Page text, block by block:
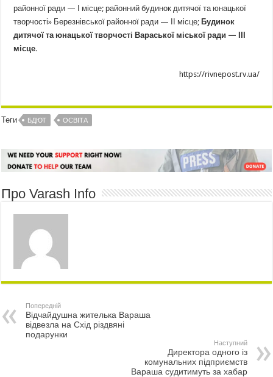
районної ради — І місце; районний будинок дитячої та юнацької
творчості» Березнівської районної ради — ІІ місце; Будинок
дитячої та юнацької творчості Вараської міської ради — ІІІ
місце.
https://rivnepost.rv.ua/
Теги БДЮТ ОСВІТА
Про Varash Info
Попередній
Відчайдушна жителька Вараша
відвезла на Схід різдвяні
подарунки
Наступний
Директора одного із
комунальних підприємств
Вараша судитимуть за хабар